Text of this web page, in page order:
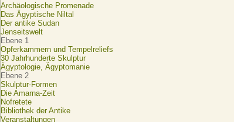
Archäologische Promenade
Das Ägyptische Niltal
Der antike Sudan
Jenseitswelt
Ebene 1
Opferkammern und Tempelreliefs
30 Jahrhunderte Skulptur
Ägyptologie, Ägyptomanie
Ebene 2
Skulptur-Formen
Die Amarna-Zeit
Nofretete
Bibliothek der Antike
Veranstaltungen